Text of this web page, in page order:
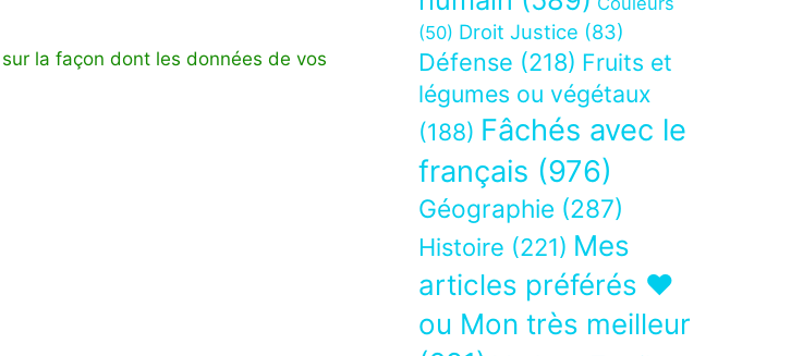
la façon dont les données de vos
(50) Droit Justice (83)
Défense (218) Fruits et
légumes ou végétaux
(188) Fâchés avec le
français (976)
Géographie (287)
Histoire (221) Mes
articles préférés ❤
ou Mon très meilleur